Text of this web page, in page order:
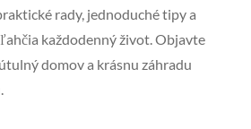
rady, jednoduché tipy a
každodenný život. Objavte
domov a krásnu záhradu